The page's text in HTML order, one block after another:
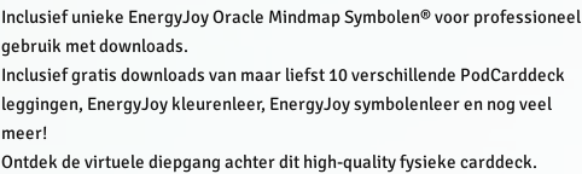
Inclusief unieke EnergyJoy Oracle Mindmap Symbolen® voor professioneel
gebruik met downloads.
Inclusief gratis downloads van maar liefst 10 verschillende PodCarddeck
leggingen, EnergyJoy kleurenleer, EnergyJoy symbolenleer en nog veel
meer!
Ontdek de virtuele diepgang achter dit high-quality fysieke carddeck.